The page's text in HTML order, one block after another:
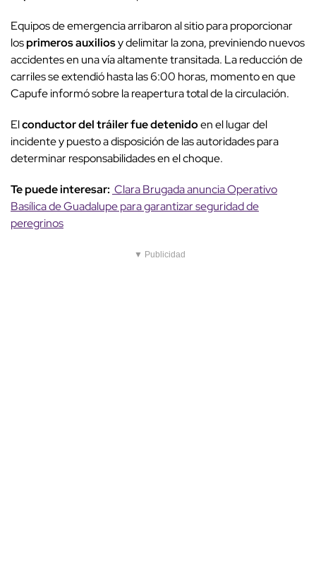
Equipos de emergencia arribaron al sitio para proporcionar
losprimeros auxiliosy delimitar la zona, previniendo nuevos
accidentes en una vía altamente transitada. La reducción de
carriles se extendió hasta las 6:00 horas, momento en que
Capufe informó sobre la reapertura total de la circulación.
Elconductor del tráiler fue detenidoen el lugar del
incidente y puesto a disposición de las autoridades para
determinar responsabilidades en el choque.
Te puede interesar: Clara Brugada anuncia Operativo
Basílica de Guadalupe para garantizar seguridad de
peregrinos
▼ Publicidad